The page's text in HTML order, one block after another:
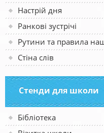
Настрій дня
Ранкові зустрічі
Рутини та правила
Стіна слів
Стенди для школи
Бібліотека